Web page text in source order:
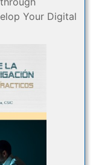
Your Digital